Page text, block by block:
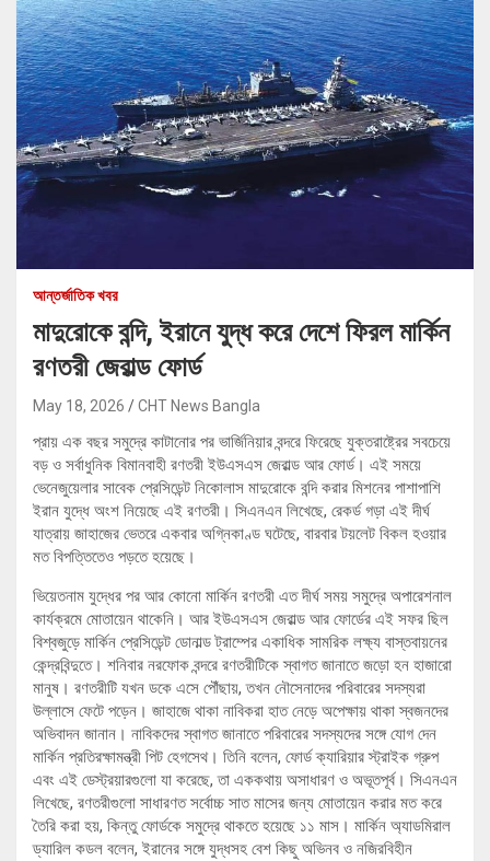
আন্তর্জাতিক খবর
মাদুরোকে বন্দি, ইরানে যুদ্ধ করে দেশে ফিরল মার্কিন
রণতরী জেরাল্ড ফোর্ড
May 18, 2026 CHT News Bangla
প্রায় এক বছর সমুদ্রে কাটানোর পর ভার্জিনিয়ার বন্দরে ফিরেছে যুক্তরাষ্ট্রের সবচেয়ে
বড় ও সর্বাধুনিক বিমানবাহী রণতরী ইউএসএস জেরাল্ড আর ফোর্ড। এই সময়ে
ভেনেজুয়েলার সাবেক প্রেসিডেন্ট নিকোলাস মাদুরোকে বন্দি করার মিশনের পাশাপাশি
ইরান যুদ্ধে অংশ নিয়েছে এই রণতরী। সিএনএন লিখেছে, রেকর্ড গড়া এই দীর্ঘ
যাত্রায় জাহাজের ভেতরে একবার অগ্নিকাণ্ড ঘটেছে, বারবার টয়লেট বিকল হওয়ার
মত বিপত্তিতেও পড়তে হয়েছে।
ভিয়েতনাম যুদ্ধের পর আর কোনো মার্কিন রণতরী এত দীর্ঘ সময় সমুদ্রে অপারেশনাল
কার্যক্রমে মোতায়েন থাকেনি। আর ইউএসএস জেরাল্ড আর ফোর্ডের এই সফর ছিল
বিশ্বজুড়ে মার্কিন প্রেসিডেন্ট ডোনাল্ড ট্রাম্পের একাধিক সামরিক লক্ষ্য বাস্তবায়নের
কেন্দ্রবিন্দুতে। শনিবার নরফোক বন্দরে রণতরীটিকে স্বাগত জানাতে জড়ো হন হাজারো
মানুষ। রণতরীটি যখন ডকে এসে পৌঁছায়, তখন নৌসেনাদের পরিবারের সদস্যরা
উল্লাসে ফেটে পড়েন। জাহাজে থাকা নাবিকরা হাত নেড়ে অপেক্ষায় থাকা স্বজনদের
অভিবাদন জানান। নাবিকদের স্বাগত জানাতে পরিবারের সদস্যদের সঙ্গে যোগ দেন
মার্কিন প্রতিরক্ষামন্ত্রী পিট হেগসেথ। তিনি বলেন, ফোর্ড ক্যারিয়ার স্ট্রাইক গ্রুপ
এবং এই ডেস্ট্রয়ারগুলো যা করেছে, তা এককথায় অসাধারণ ও অভূতপূর্ব। সিএনএন
লিখেছে, রণতরীগুলো সাধারণত সর্বোচ্চ সাত মাসের জন্য মোতায়েন করার মত করে
তৈরি করা হয়, কিন্তু ফোর্ডকে সমুদ্রে থাকতে হয়েছে ১১ মাস। মার্কিন অ্যাডমিরাল
ড্যারিল কডল বলেন, ইরানের সঙ্গে যুদ্ধসহ বেশ কিছু অভিনব ও নজিরবিহীন